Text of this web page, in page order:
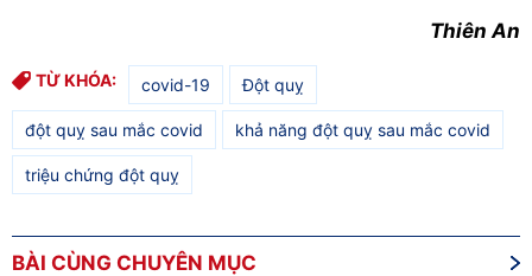
Thiên An
TỪ KHÓA: covid-19 Đột quỵ
đột quỵ sau mắc covid khả năng đột quỵ sau mắc covid
triệu chứng đột quỵ
BÀI CÙNG CHUYÊN MỤC